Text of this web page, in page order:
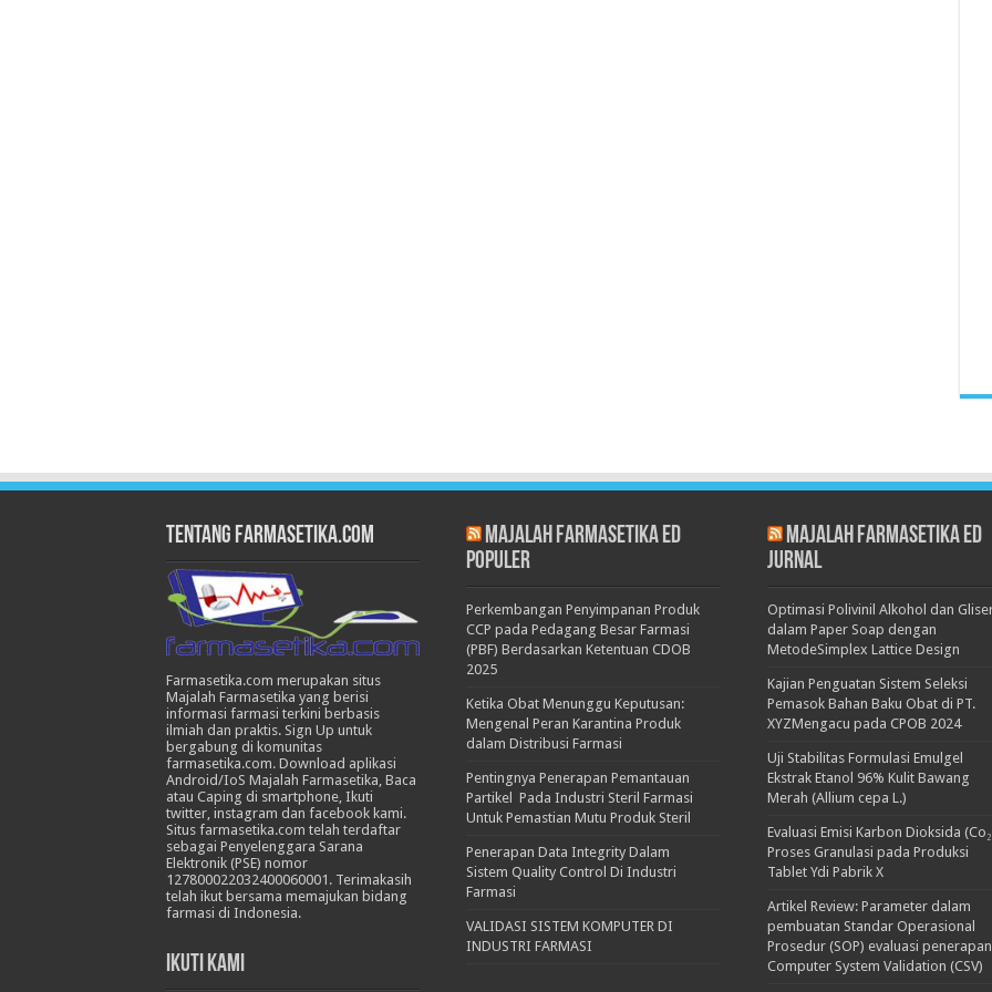
Tentang Farmasetika.com
Farmasetika.com merupakan situs
Majalah Farmasetika yang berisi
informasi farmasi terkini berbasis
ilmiah dan praktis. Sign Up untuk
bergabung di komunitas
farmasetika.com. Download aplikasi
Android/IoS Majalah Farmasetika, Baca
atau Caping di smartphone, Ikuti
twitter, instagram dan facebook kami.
Situs farmasetika.com telah terdaftar
sebagai Penyelenggara Sarana
Elektronik (PSE) nomor
127800022032400060001. Terimakasih
telah ikut bersama memajukan bidang
farmasi di Indonesia.
Ikuti Kami
Majalah Farmasetika Ed
Populer
Perkembangan Penyimpanan Produk
CCP pada Pedagang Besar Farmasi
(PBF) Berdasarkan Ketentuan CDOB
2025
Ketika Obat Menunggu Keputusan:
Mengenal Peran Karantina Produk
dalam Distribusi Farmasi
Pentingnya Penerapan Pemantauan
Partikel Pada Industri Steril Farmasi
Untuk Pemastian Mutu Produk Steril
Penerapan Data Integrity Dalam
Sistem Quality Control Di Industri
Farmasi
VALIDASI SISTEM KOMPUTER DI
INDUSTRI FARMASI
Majalah Farmasetika Ed
Jurnal
Optimasi Polivinil Alkohol dan
dalam Paper Soap dengan
MetodeSimplex Lattice Design
Kajian Penguatan Sistem Seleksi
Pemasok Bahan Baku Obat di PT.
XYZMengacu pada CPOB 2024
Uji Stabilitas Formulasi Emulgel
Ekstrak Etanol 96% Kulit Bawang
Merah (Allium cepa L.)
Evaluasi Emisi Karbon Dioksida
Proses Granulasi pada Produksi
Tablet Ydi Pabrik X
Artikel Review: Parameter dalam
pembuatan Standar Operasional
Prosedur (SOP) evaluasi penerapan
Computer System Validation (CSV)